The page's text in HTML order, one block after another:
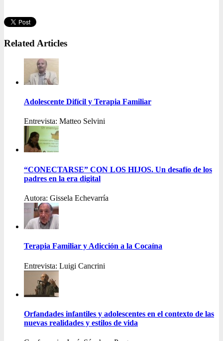
Related Articles
Adolescente Difícil y Terapia Familiar
Entrevista: Matteo Selvini
“CONECTARSE” CON LOS HIJOS. Un desafío de los
padres en la era digital
Autora: Gissela Echevarría
Terapia Familiar y Adicción a la Cocaína
Entrevista: Luigi Cancrini
Orfandades infantiles y adolescentes en el contexto de las
nuevas realidades y estilos de vida